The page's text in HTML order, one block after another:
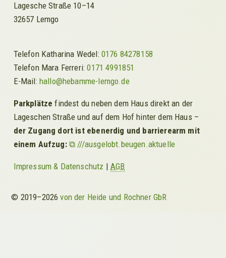
Lagesche Straße 10–14
32657 Lemgo
Telefon Katharina Wedel: 0176 84278158
Telefon Mara Ferreri:0171 4991851
E-Mail: hallo@hebamme-lemgo.de
Parkplätze findest du neben dem Haus direkt an der
Lageschen Straße und auf dem Hof hinter dem Haus –
der Zugang dort ist ebenerdig und barrierearm mit
einem Aufzug:
///ausgelobt.beugen.aktuelle
Impressum & Datenschutz |AGB
© 2019–2026von der Heide und Rochner GbR